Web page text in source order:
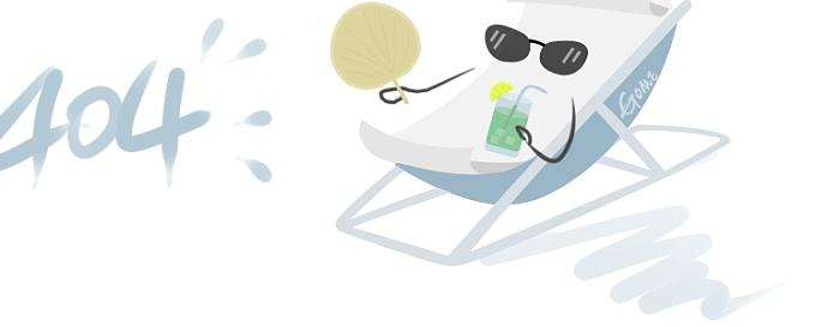
在工程领域，电动扳手是一
种不可缺少的工具。然而，
传统的电动扳手存在一些问
题，如效率低下、易损坏和
操作不便等。随着技术的不
断进步，创新设计成为了解
决这些问题的关键。首先，
创新设计可以在很大程度上
电动扳手是一种高效、便捷
的紧固和拆卸工具，广泛应
用于各行各业。其基本组成
包括电源、电机、减速器、